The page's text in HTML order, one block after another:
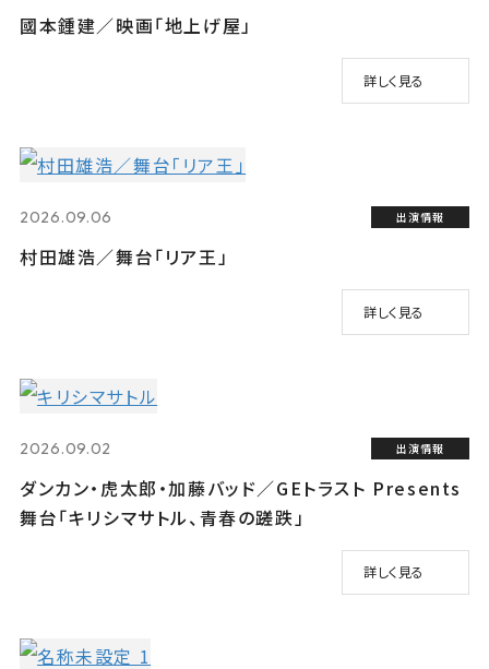
國本鍾建／映画「地上げ屋」
詳しく見る
2026.09.06 出演情報
村田雄浩／舞台「リア王」
詳しく見る
2026.09.02 出演情報
ダンカン・虎太郎・加藤バッド／GEトラスト Presents
舞台「キリシマサトル、青春の蹉跌」
詳しく見る